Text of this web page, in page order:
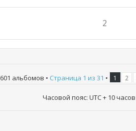
2
601 альбомов • Страница 1 из 31 • 1 2
Часовой пояс: UTC + 10